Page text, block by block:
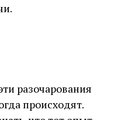
разочарования
происходят.